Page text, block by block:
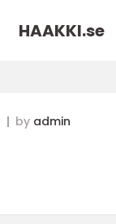
HAAKKI.se
by admin